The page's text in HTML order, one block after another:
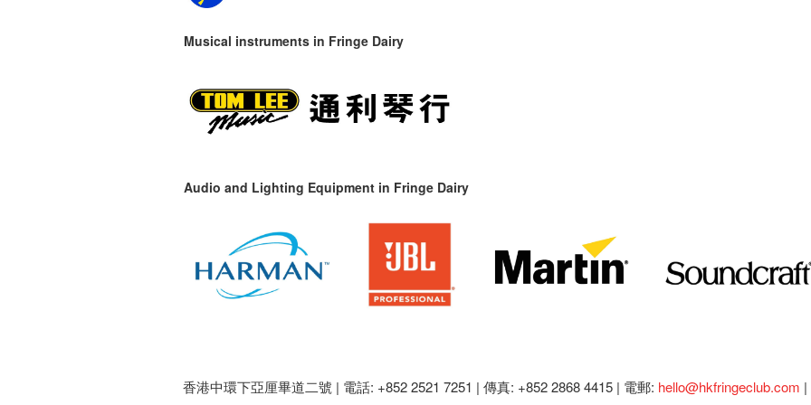
Musical instruments in Fringe Dairy
Audio and Lighting Equipment in Fringe Dairy
香港中環下亞厘畢道二號 | 電話: +852 2521 7251 | 傳真: +852 2868 4415 | 電郵: hello@hkfringeclub.com |